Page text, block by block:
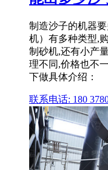
制造沙子的机器
机）有多种类型,
制砂机,还有小产
理不同,价格也不
下做具体介绍：
联系电话: 180